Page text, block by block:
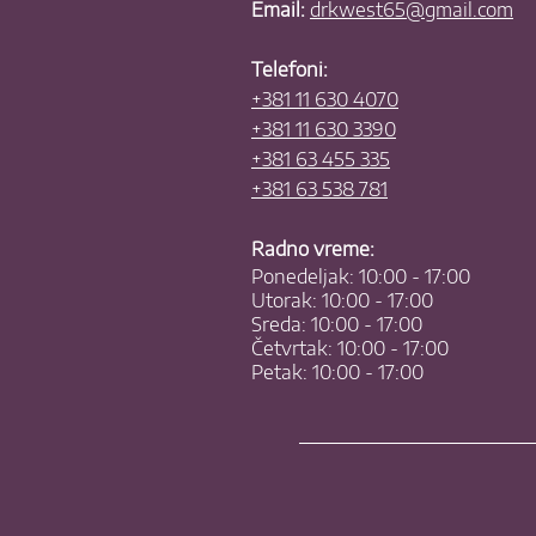
Email: drkwest65@gmail.com
Telefoni:
+381 11 630 4070
+381 11 630 3390
+381 63 455 335
+381 63 538 781
Radno vreme:
Ponedeljak: 10:00 - 17:00
Utorak: 10:00 - 17:00
Sreda: 10:00 - 17:00
Četvrtak: 10:00 - 17:00
Petak: 10:00 - 17:00